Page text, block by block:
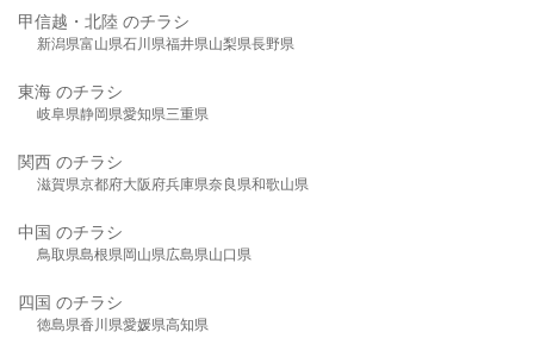
甲信越・北陸 のチラシ
新潟県富山県石川県福井県山梨県長野県
東海 のチラシ
岐阜県静岡県愛知県三重県
関西 のチラシ
滋賀県京都府大阪府兵庫県奈良県和歌山県
中国 のチラシ
鳥取県島根県岡山県広島県山口県
四国 のチラシ
徳島県香川県愛媛県高知県